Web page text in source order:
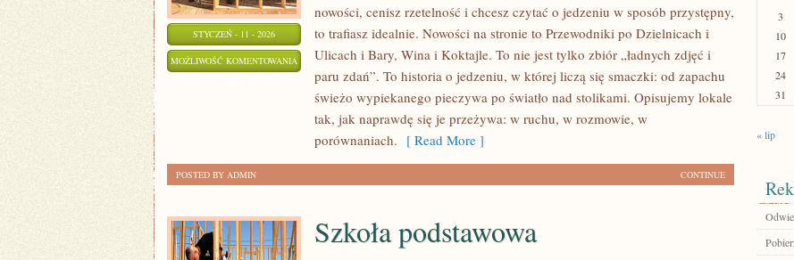
STYCZEŃ - 11 - 2026
MOŻLIWOŚĆ KOMENTOWANIA BARY,
WINA
KOKTAJLE
nowości, cenisz rzetelność i chcesz czytać o jedzeniu w sposób przystępny,
to trafiasz idealnie. Nowości na stronie to Przewodniki po Dzielnicach i
Ulicach i Bary, Wina i Koktajle. To nie jest tylko zbiór „ładnych zdjęć i
paru zdań”. To historia o jedzeniu, w której liczą się smaczki: od zapachu
świeżo wypiekanego pieczywa po światło nad stolikami. Opisujemy lokale
tak, jak naprawdę się je przeżywa: w ruchu, w rozmowie, w
porównaniach. [ Read More ]
CONTINUE
POSTED BY ADMIN
Szkoła podstawowa
3
10
17
24
31
« lip